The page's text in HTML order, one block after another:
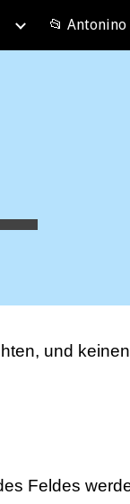
📂 Antonino
und
Feldes